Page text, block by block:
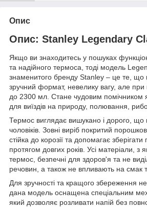
Опис
Опис: Stanley Legendary
Якщо ви знаходитесь у пошуках
та надійного термоса, тоді модель
знаменитого бренду Stanley – це те, що
зручний формат, невелику вагу, але при
до 2300 мл. Стане чудовим помічником
для виїздів на природу, полювання,
Термос виглядає вишукано і дорого, що
чоловіків. Зовні виріб покритий
стійка до корозії та допомагає
протягом довгих років. Усі матеріали, з
термос, безпечні для здоров'я та не
речовин, а також не впливають на смак
Для зручності та кращого збереження
дана модель оснащена спеціальним
який дозволяє розливати напій без